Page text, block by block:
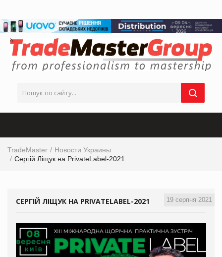
TradeMaster
Новости Украины
Сергій Ліщук на PrivateLabel-2021
19 серпня 2021
СЕРГІЙ ЛІЩУК НА PRIVATELABEL-2021